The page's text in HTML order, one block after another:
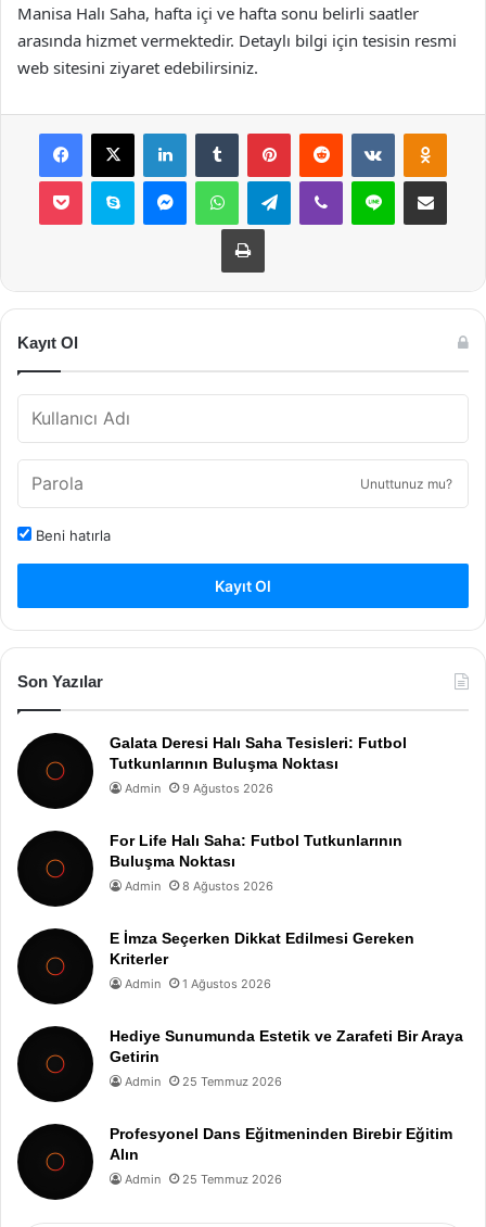
Manisa Halı Saha, hafta içi ve hafta sonu belirli saatler
arasında hizmet vermektedir. Detaylı bilgi için tesisin resmi
web sitesini ziyaret edebilirsiniz.
Facebook
X LinkedInTumblr PinterestReddit VKontakte
Pocket Skype MessengerWhatsAppTelegramViber Line E-Posta ile
Yazdır
Kayıt Ol
Unuttunuz mu?
Beni hatırla
Kayıt Ol
Son Yazılar
Galata Deresi Halı Saha Tesisleri: Futbol
Tutkunlarının Buluşma Noktası
Admin 9 Ağustos 2026
For Life Halı Saha: Futbol Tutkunlarının
Buluşma Noktası
Admin 8 Ağustos 2026
E İmza Seçerken Dikkat Edilmesi Gereken
Kriterler
Admin 1 Ağustos 2026
Hediye Sunumunda Estetik ve Zarafeti Bir Araya
Getirin
Admin 25 Temmuz 2026
Profesyonel Dans Eğitmeninden Birebir Eğitim
Alın
Admin 25 Temmuz 2026